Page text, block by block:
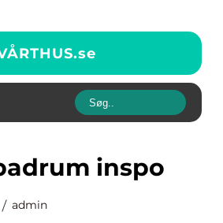
se
inspo
admin